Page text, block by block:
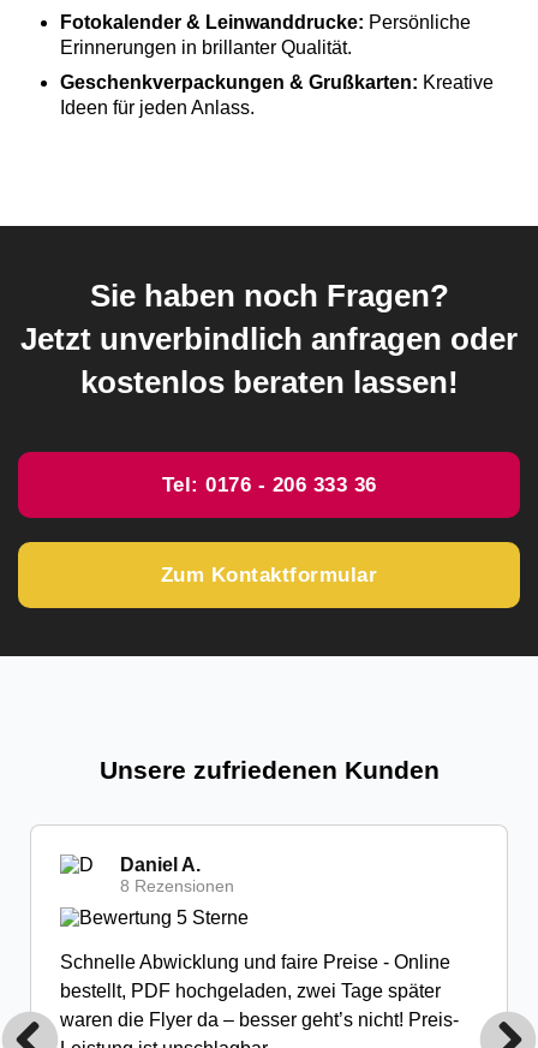
Fotokalender & Leinwanddrucke: Persönliche
Erinnerungen in brillanter Qualität.
Geschenkverpackungen & Grußkarten: Kreative
Ideen für jeden Anlass.
Sie haben noch Fragen?
Jetzt unverbindlich anfragen oder
kostenlos beraten lassen!
Tel: 0176 - 206 333 36
Zum Kontaktformular
Unsere zufriedenen Kunden
Daniel A.
8 Rezensionen
Schnelle Abwicklung und faire Preise - Online
bestellt, PDF hochgeladen, zwei Tage später
waren die Flyer da – besser geht’s nicht! Preis-